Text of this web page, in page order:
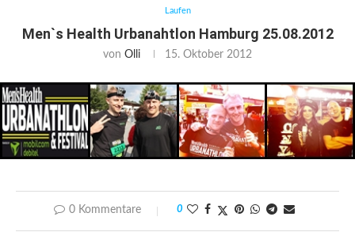
Laufen
Men`s Health Urbanahtlon Hamburg 25.08.2012
von Olli 15. Oktober 2012
0 Kommentare 0